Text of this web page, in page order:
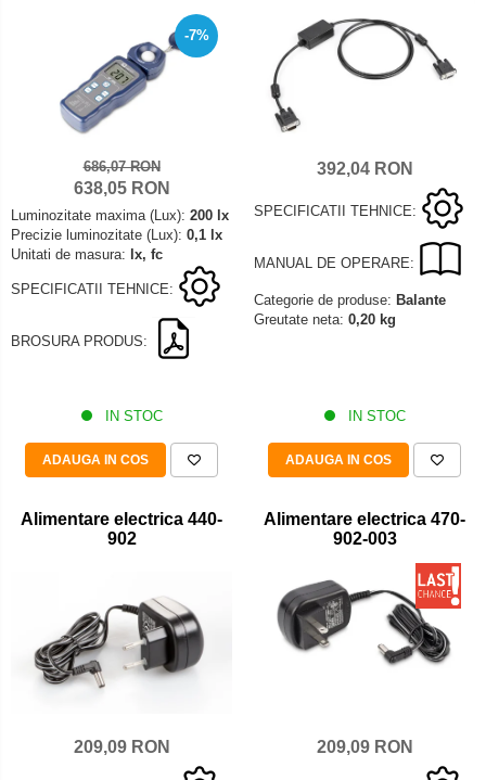
Adaptor camera microscop
Cap microscop
Carcase si genti
Condensator microscop
Filtru Lambda
Filtru microscop
Filtru Quartz wedge
Kit camp intunecat
Obiective microscoape
Oculare microscop
Standuri Stereomicroscoape
Unitate contrast de faza
Unitate fluorescenta
Standard calibrare
Scala aditionala refractometru
-7%
686,07 RON
638,05 RON
Luminozitate maxima (Lux): 200 lx
Precizie luminozitate (Lux): 0,1 lx
Unitati de masura: lx, fc
SPECIFICATII TEHNICE:
BROSURA PRODUS:
IN STOC
ADAUGA IN COS
392,04 RON
SPECIFICATII TEHNICE:
MANUAL DE OPERARE:
Categorie de produse: Balante
Greutate neta: 0,20 kg
IN STOC
ADAUGA IN COS
Alimentare electrica 440-
902
209,09 RON
Alimentare electrica 470-
902-003
209,09 RON